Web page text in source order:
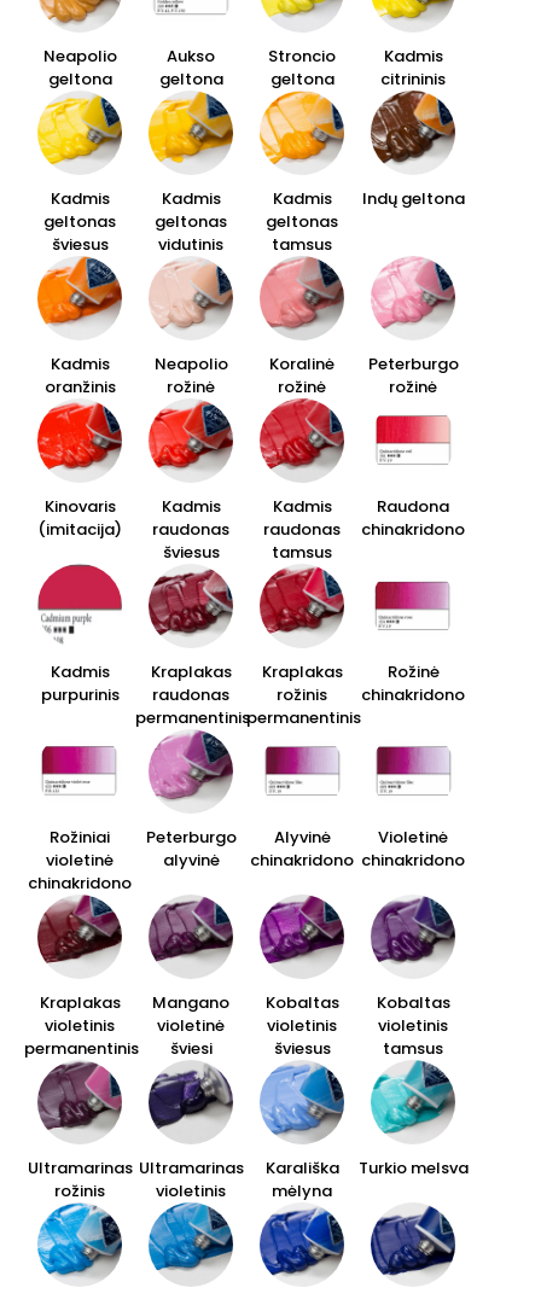
Neapolio
geltona
Aukso
geltona
Stroncio
geltona
Kadmis
citrininis
Kadmis
geltonas
šviesus
Kadmis
geltonas
vidutinis
Kadmis
geltonas
tamsus
Indų geltona
Kadmis
oranžinis
Neapolio
rožinė
Koralinė
rožinė
Peterburgo
rožinė
Kinovaris
(imitacija)
Kadmis
raudonas
šviesus
Kadmis
raudonas
tamsus
Raudona
chinakridono
Kadmis
purpurinis
Kraplakas
raudonas
permanentinis
Kraplakas
rožinis
permanentinis
Rožinė
chinakridono
Rožiniai
violetinė
chinakridono
Peterburgo
alyvinė
Alyvinė
chinakridono
Violetinė
chinakridono
Kraplakas
violetinis
permanentinis
Mangano
violetinė
šviesi
Kobaltas
violetinis
šviesus
Kobaltas
violetinis
tamsus
Ultramarinas
rožinis
Ultramarinas
violetinis
Karališka
mėlyna
Turkio melsva